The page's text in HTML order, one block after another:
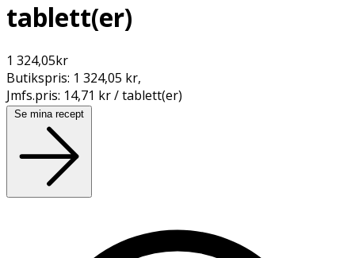
tablett(er)
1 324,05kr
Butikspris: 1 324,05 kr,
Jmfs.pris: 14,71 kr / tablett(er)
Se mina recept